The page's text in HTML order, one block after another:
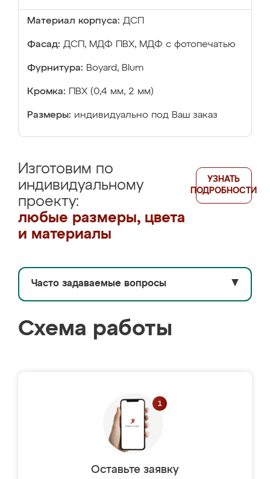
Материал корпуса: ДСП
Фасад: ДСП, МДФ ПВХ, МДФ с фотопечатью
Фурнитура: Boyard, Blum
Кромка: ПВХ (0,4 мм, 2 мм)
Размеры: индивидуально под Ваш заказ
Изготовим по
индивидуальному
проекту:
любые размеры, цвета
и материалы
УЗНАТЬ
ПОДРОБНОСТИ
Часто задаваемые вопросы ▼
Схема работы
Оставьте заявку